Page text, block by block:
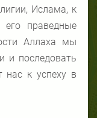
Ислама, к
праведные
Аллаха мы
и последовать
нас к успеху в